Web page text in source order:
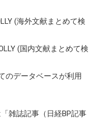
(海外文献まとめて検
(国内文献まとめて検
のデータベースが利用
雑誌記事（日経BP記事